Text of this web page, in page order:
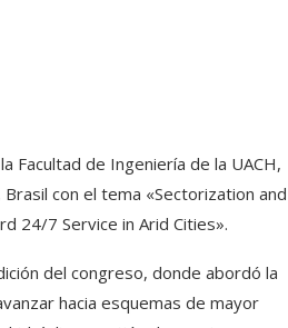
Facultad de Ingeniería de la UACH,
con el tema «Sectorization and
24/7 Service in Arid Cities».
del congreso, donde abordó la
hacia esquemas de mayor